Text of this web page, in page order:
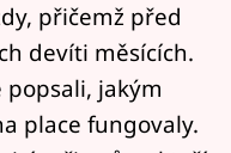
přičemž před
devíti měsících.
popsali, jakým
place fungovaly.